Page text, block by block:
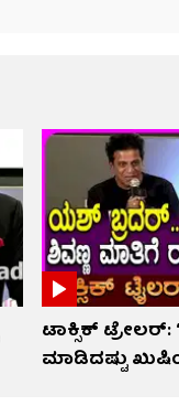
ಟಾಕ್ಸಿಕ್
ಮಾಡಿದಷ್ಟು